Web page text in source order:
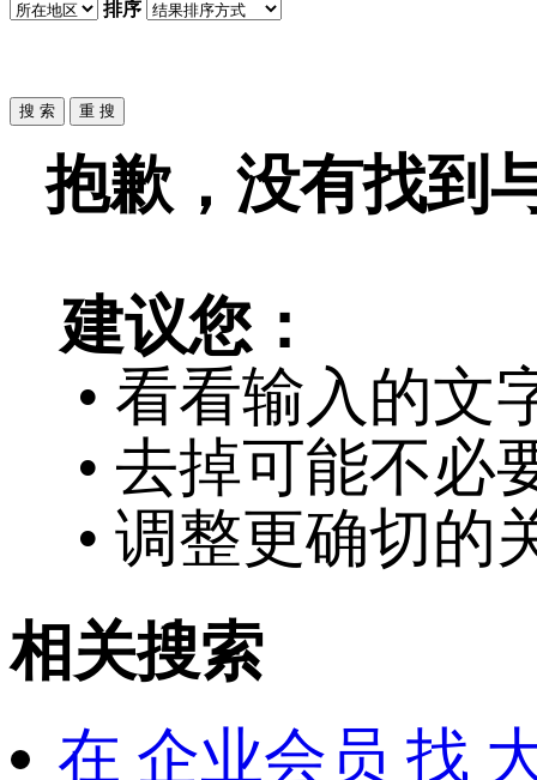
排序
抱歉，没有找到
建议您：
• 看看输入的文
• 去掉可能不必
• 调整更确切的
相关搜索
在 企业会员 找